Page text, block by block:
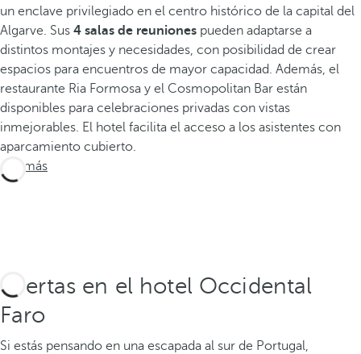
un enclave privilegiado en el centro histórico de la capital del
Algarve. Sus 4 salas de reuniones pueden adaptarse a
distintos montajes y necesidades, con posibilidad de crear
espacios para encuentros de mayor capacidad. Además, el
restaurante Ria Formosa y el Cosmopolitan Bar están
disponibles para celebraciones privadas con vistas
inmejorables. El hotel facilita el acceso a los asistentes con
aparcamiento cubierto.
Ver más
Ofertas en el hotel Occidental
Faro
Si estás pensando en una escapada al sur de Portugal,